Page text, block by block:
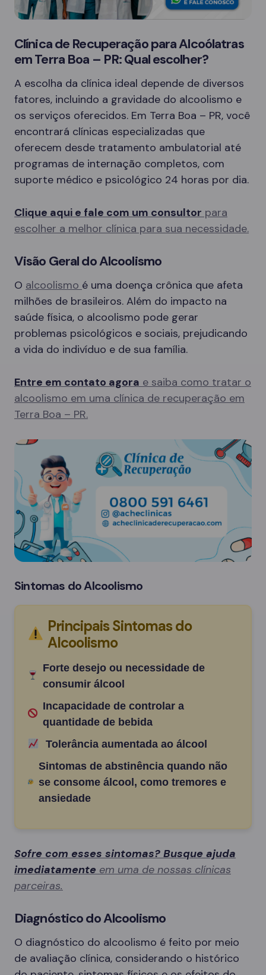
Clínica de Recuperação para Alcoólatras
em Terra Boa – PR: Qual escolher?
A escolha da clínica ideal depende de diversos
fatores, incluindo a gravidade do alcoolismo e
os serviços oferecidos. Em Terra Boa – PR, você
encontrará clínicas especializadas que
oferecem desde tratamento ambulatorial até
programas de internação completos, com
suporte médico e psicológico 24 horas por dia.
Clique aqui e fale com um consultor para
escolher a melhor clínica para sua necessidade.
Visão Geral do Alcoolismo
O alcoolismo é uma doença crônica que afeta
milhões de brasileiros. Além do impacto na
saúde física, o alcoolismo pode gerar
problemas psicológicos e sociais, prejudicando
a vida do indivíduo e de sua família.
Entre em contato agora e saiba como tratar o
alcoolismo em uma clínica de recuperação em
Terra Boa – PR.
Sintomas do Alcoolismo
Principais Sintomas do
Alcoolismo
Forte desejo ou necessidade de
consumir álcool
Incapacidade de controlar a
quantidade de bebida
Tolerância aumentada ao álcool
Sintomas de abstinência quando não
se consome álcool, como tremores e
ansiedade
Sofre com esses sintomas? Busque ajuda
imediatamente em uma de nossas clínicas
parceiras.
Diagnóstico do Alcoolismo
O diagnóstico do alcoolismo é feito por meio
de avaliação clínica, considerando o histórico